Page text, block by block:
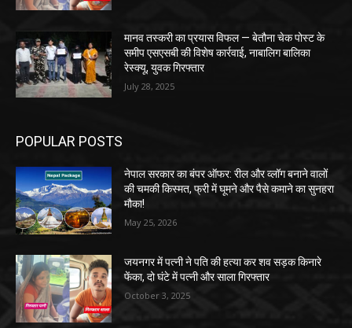
मानव तस्करी का प्रयास विफल — बेतौना चेक पोस्ट के
समीप एसएसबी की विशेष कार्रवाई, नाबालिग बालिका
रेस्क्यू, युवक गिरफ्तार
July 28, 2025
POPULAR POSTS
नेपाल सरकार का बंपर ऑफर: रील और व्लॉग बनाने वालों
की चमकी किस्मत, फ्री में घूमने और पैसे कमाने का सुनहरा
मौका!
May 25, 2026
जयनगर में पत्नी ने पति की हत्या कर शव सड़क किनारे
फेंका, दो घंटे में पत्नी और साला गिरफ्तार
October 3, 2025